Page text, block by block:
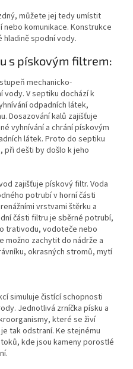
můžete jej tedy umístit
nebo komunikace. Konstrukce
spodní vody.
s pískovým filtrem:
mechanicko-
V septiku dochází k
odpadních látek,
Dosazování kalů zajišťuje
vyhnívání a chrání pískovým
látek. Proto do septiku
při dešti by došlo k jeho
zajišťuje pískový filtr. Voda
potrubí v horní části
vrstvami štěrku a
části filtru je sběrné potrubí,
trativodu, vodoteče nebo
možno zachytit do nádrže a
okrasných stromů, mytí
simuluje čistící schopnosti
Jednotlivá zrníčka písku a
které se živí
tak odstraní. Ke stejnému
kde jsou kameny porostlé